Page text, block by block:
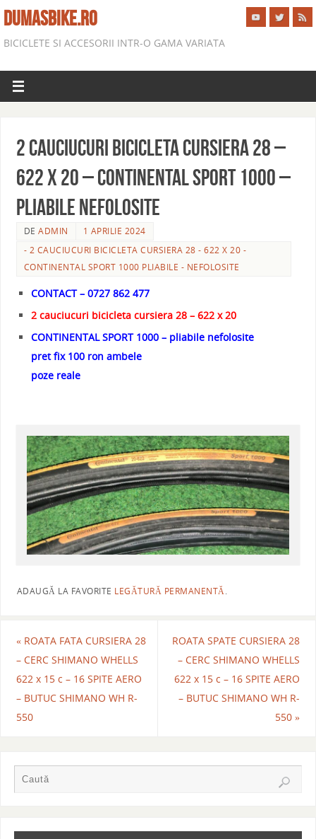
DUMASBIKE.RO
BICICLETE SI ACCESORII INTR-O GAMA VARIATA
2 CAUCIUCURI BICICLETA CURSIERA 28 –
622 X 20 – CONTINENTAL SPORT 1000 –
PLIABILE NEFOLOSITE
DEADMIN
1 APRILIE 2024
- 2 CAUCIUCURI BICICLETA CURSIERA 28 - 622 X 20 -
CONTINENTAL SPORT 1000 PLIABILE - NEFOLOSITE
CONTACT – 0727 862 477
2 cauciucuri bicicleta cursiera 28 – 622 x 20
CONTINENTAL SPORT 1000 – pliabile nefolosite
pret fix 100 ron ambele
poze reale
ADAUGĂ LA FAVORITE LEGĂTURĂ PERMANENTĂ.
«ROATA FATA CURSIERA 28
– CERC SHIMANO WHELLS
622 x 15 c – 16 SPITE AERO
– BUTUC SHIMANO WH R-
550
ROATA SPATE CURSIERA 28
– CERC SHIMANO WHELLS
622 x 15 c – 16 SPITE AERO
– BUTUC SHIMANO WH R-
550»